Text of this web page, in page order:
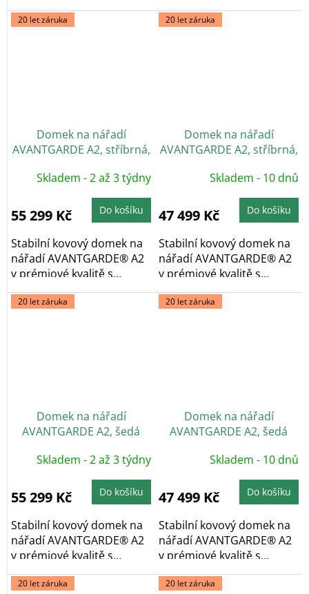
pultovou...
pultovou...
20 let záruka
Domek na nářadí
AVANTGARDE A2, stříbrná,
Skladem - 2 až 3 týdny
55 299 Kč Do košíku
Stabilní kovový domek na
nářadí AVANTGARDE® A2
v prémiové kvalitě s
pultovou...
20 let záruka
Domek na nářadí
AVANTGARDE A2, stříbrná,
Skladem - 10 dnů
47 499 Kč Do košíku
Stabilní kovový domek na
nářadí AVANTGARDE® A2
v prémiové kvalitě s
pultovou...
20 let záruka
Domek na nářadí
AVANTGARDE A2, šedá
Skladem - 2 až 3 týdny
55 299 Kč Do košíku
Stabilní kovový domek na
nářadí AVANTGARDE® A2
v prémiové kvalitě s
pultovou...
20 let záruka
Domek na nářadí
AVANTGARDE A2, šedá
dveře
Skladem - 10 dnů
47 499 Kč Do košíku
Stabilní kovový domek na
nářadí AVANTGARDE® A2
v prémiové kvalitě s
pultovou...
20 let záruka 20 let záruka